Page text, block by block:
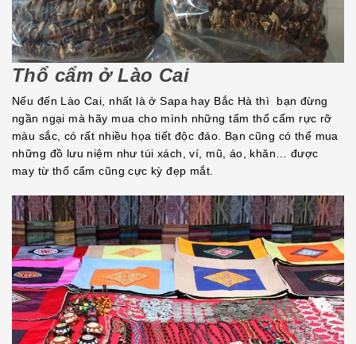
Thổ cẩm ở Lào Cai
Nếu đến Lào Cai, nhất là ở Sapa hay Bắc Hà thì bạn đừng
ngần ngại mà hãy mua cho mình những tấm thổ cẩm rực rỡ
màu sắc, có rất nhiều họa tiết độc đáo. Bạn cũng có thể mua
những đồ lưu niệm như túi xách, ví, mũ, áo, khăn… được
may từ thổ cẩm cũng cực kỳ đẹp mắt.